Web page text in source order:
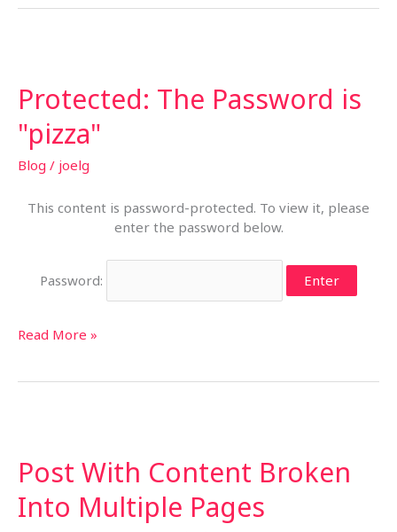
and
Protected: The Password is
"pizza"
Blog / joelg
This content is password-protected. To view it, please
enter the password below.
Password:
Protected:
Read More »
Post With Content Broken
Into Multiple Pages